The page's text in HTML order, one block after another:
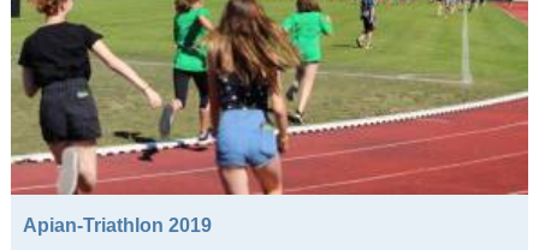
Apian-Triathlon 2019